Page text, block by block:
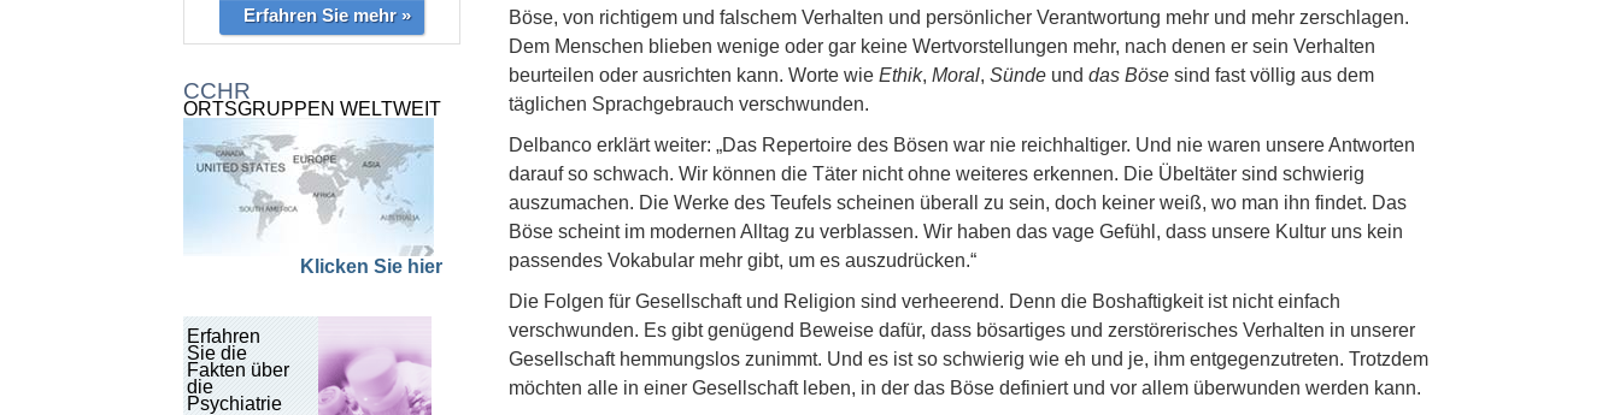
Böse, von richtigem und falschem Verhalten und persönlicher Verantwortung mehr und mehr zerschlagen.
Dem Menschen blieben wenige oder gar keine Wertvorstellungen mehr, nach denen er sein Verhalten
beurteilen oder ausrichten kann. Worte wie Ethik, Moral, Sünde und das Böse sind fast völlig aus dem
täglichen Sprachgebrauch verschwunden.
Delbanco erklärt weiter: „Das Repertoire des Bösen war nie reichhaltiger. Und nie waren unsere Antworten
darauf so schwach. Wir können die Täter nicht ohne weiteres erkennen. Die Übeltäter sind schwierig
auszumachen. Die Werke des Teufels scheinen überall zu sein, doch keiner weiß, wo man ihn findet. Das
Böse scheint im modernen Alltag zu verblassen. Wir haben das vage Gefühl, dass unsere Kultur uns kein
passendes Vokabular mehr gibt, um es auszudrücken.“
Die Folgen für Gesellschaft und Religion sind verheerend. Denn die Boshaftigkeit ist nicht einfach
verschwunden. Es gibt genügend Beweise dafür, dass bösartiges und zerstörerisches Verhalten in unserer
Gesellschaft hemmungslos zunimmt. Und es ist so schwierig wie eh und je, ihm entgegenzutreten. Trotzdem
möchten alle in einer Gesellschaft leben, in der das Böse definiert und vor allem überwunden werden kann.
Erfahren Sie mehr »
CCHR
ORTSGRUPPEN WELTWEIT
Klicken Sie hier
Erfahren
Sie die
Fakten über
die
Psychiatrie